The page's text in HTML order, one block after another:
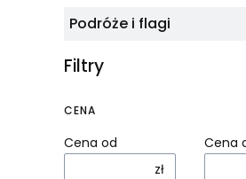
Podróże i flagi
Filtry
CENA
Cena od
zł
Cena